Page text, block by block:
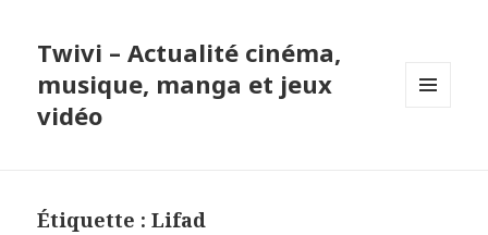
Twivi – Actualité cinéma,
musique, manga et jeux
vidéo
Étiquette :Lifad